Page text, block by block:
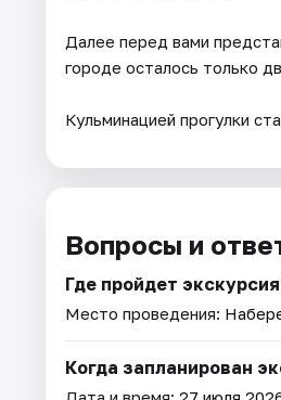
Далее перед вами
городе осталось только
Кульминацией прогулки
Вопросы и
Где пройдет
Место проведения:
Когда запланирован